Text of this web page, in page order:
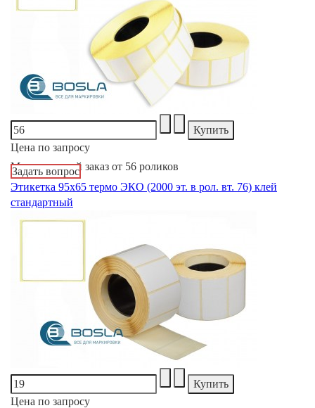
Цена по запросу
Минимальный заказ от 56 роликов
Задать вопрос
Этикетка 95х65 термо ЭКО (2000 эт. в рол. вт. 76) клей
стандартный
Цена по запросу